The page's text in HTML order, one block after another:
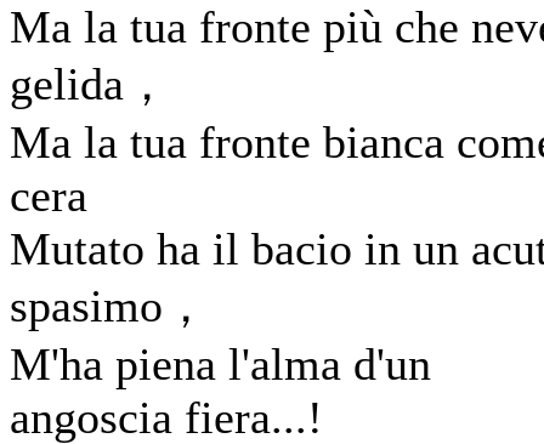
Ma la tua fronte più che
gelida，
Ma la tua fronte bianca
cera
Mutato ha il bacio in un
spasimo，
M'ha piena l'alma d'un
angoscia fiera...!